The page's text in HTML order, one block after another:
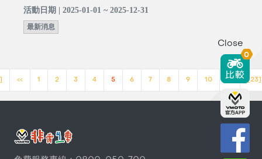
活動日期 | 2025-01-01 ~ 2025-12-31
最新消息
<< 1 2 3 4 5 6 7 8 9 10 >> [23]
Close
0